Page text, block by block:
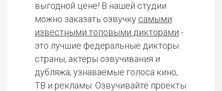
выгодной цене! В нашей студии
можно заказать озвучку самыми
известными топовыми дикторами -
это лучшие федеральные дикторы
страны, актеры озвучивания и
дубляжа, узнаваемые голоса кино,
ТВ и рекламы. Озвучивайте проекты